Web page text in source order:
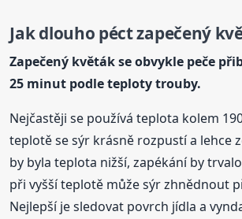
Jak dlouho péct zapečený
Zapečený květák se obvykle peče
25 minut podle teploty trouby.
Nejčastěji se používá teplota kolem
teplotě se sýr krásně rozpustí a lehce
by byla teplota nižší, zapékání by
při vyšší teplotě může sýr zhnědnout
Nejlepší je sledovat povrch jídla a